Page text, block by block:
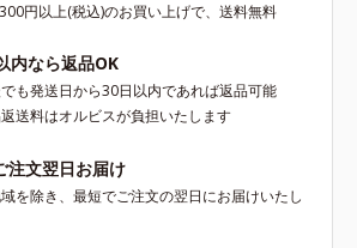
円以上(税込)のお買い上げで、送料無料
内なら返品OK
も発送日から30日以内であれば返品可能
送料はオルビスが負担いたします
注文翌日お届け
を除き、最短でご注文の翌日にお届けいたし